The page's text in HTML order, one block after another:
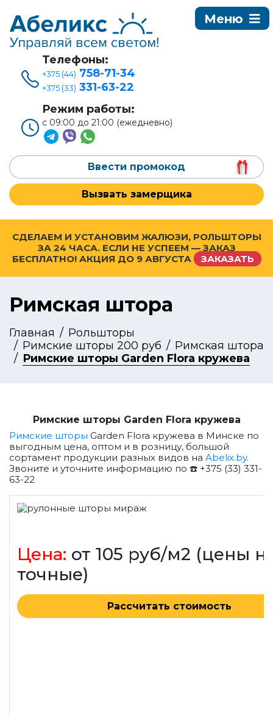
Телефоны:
+375 (44) 758-71-34
+375 (33) 331-63-22
Режим работы:
с 09:00 до 21:00 (ежедневно)
Ввести промокод
Вызвать замерщика
СДЕЛАЕМ И УСТАНОВИМ ЖАЛЮЗИ, РОЛЬШТОРЫ
ЗА 24 ЧАСА. ЕСЛИ НЕ УСПЕЕМ — ЗАКАЗ
БЕСПЛАТНО! АКЦИЯ ДО 9 АВГУСТА ЗАКАЗАТЬ
Римская штора
Главная
Рольшторы
Римские шторы 200 руб
Римская штора
Римские шторы Garden Flora кружева
Римские шторы Garden Flora кружева
Римские шторы Garden Flora кружева в Минске по
выгодным цена, оптом и в розницу, большой
сортамент продукции разных видов на Abelix.by.
Звоните и уточните информацию по ☎️ +375 (33) 331-
63-22
Цена: от 105 руб/м2 (цены
точные)
Рассчитать стоимость